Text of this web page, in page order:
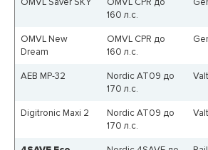
OMVL Saver SKY
OMVL CPR до
160 л.с.
OMVL New
Dream
OMVL CPR до
160 л.с.
AEB MP-32
Nordic AT09 до
170 л.с.
Digitronic Maxi 2
Nordic AT09 до
170 л.с.